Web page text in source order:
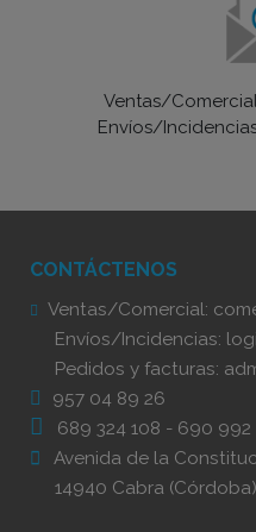
Ventas/
Envíos/
CONTÁCTENOS
Ventas/Comercial:
Envíos/Incidencias:
Pedidos y facturas:
957 04 89 26
689 324 108 - 690 992
Avenida de la
14940 Cabra